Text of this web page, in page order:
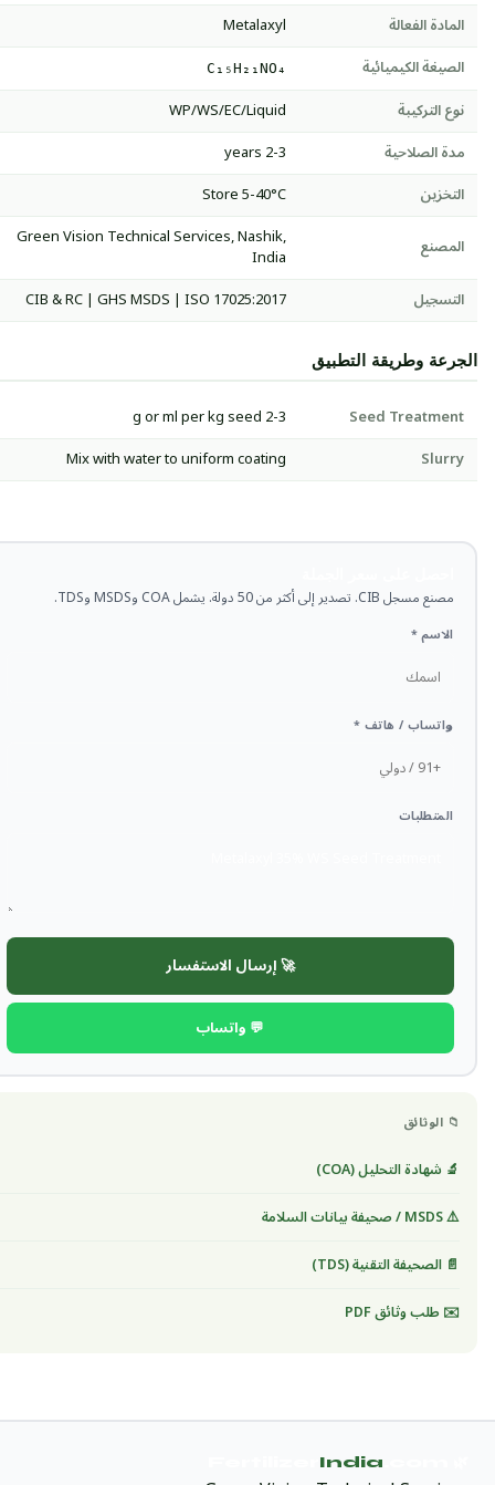
المادة الفعالة
Metalaxyl
الصيغة الكيميائية
C₁₅H₂₁NO₄
نوع التركيبة
WP/WS/EC/Liquid
مدة الصلاحية
2-3 years
التخزين
Store 5-40°C
المصنع
Green Vision Technical Services, Nashik,
India
التسجيل
CIB & RC | GHS MSDS | ISO 17025:2017
الجرعة وطريقة التطبيق
Seed Treatment
2-3 g or ml per kg seed
Slurry
Mix with water to uniform coating
مصنع مسجل CIB. تصدير إلى أكثر من 50 دولة. يشمل COA وMSDS وTDS.
الاسم *
واتساب / هاتف *
المتطلبات
🚀 إرسال الاستفسار
💬 واتساب
📁 الوثائق
🔬 شهادة التحليل (COA)
⚠️ MSDS / صحيفة بيانات السلامة
📄 الصحيفة التقنية (TDS)
✉️ طلب وثائق PDF
India